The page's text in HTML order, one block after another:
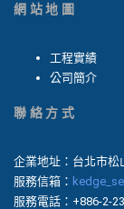
網站地圖
工程實績
公司簡介
聯絡方式
企業地址：台北市松
服務信箱：
服務電話：+886-2-